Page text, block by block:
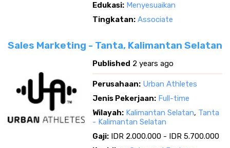
Edukasi: Menyesuaikan
Tingkatan: Associate
Sales Marketing - Tanta, Kalimantan Selatan
Published 2 years ago
Perusahaan: Urban Athletes
Jenis Pekerjaan: Full-time
Wilayah: Kalimantan Selatan, Tanta
- Kalimantan Selatan
Gaji: IDR 2.000.000 - IDR 5.700.000